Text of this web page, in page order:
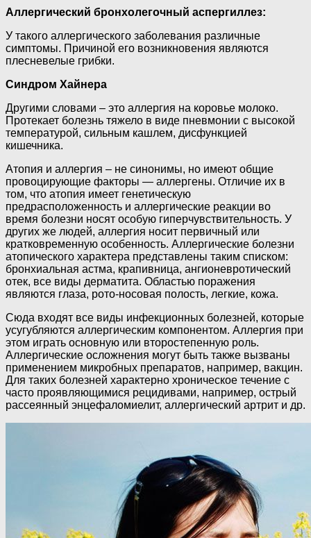
Аллергический бронхолегочный аспергиллез:
У такого аллергического заболевания различные
симптомы. Причиной его возникновения являются
плесневелые грибки.
Синдром Хайнера
Другими словами – это аллергия на коровье молоко.
Протекает болезнь тяжело в виде пневмонии с высокой
температурой, сильным кашлем, дисфункцией
кишечника.
Атопия и аллергия – не синонимы, но имеют общие
провоцирующие факторы — аллергены. Отличие их в
том, что атопия имеет генетическую
предрасположенность и аллергические реакции во
время болезни носят особую гиперчувствительность. У
других же людей, аллергия носит первичный или
кратковременную особенность. Аллергические болезни
атопического характера представлены таким списком:
бронхиальная астма, крапивница, ангионевротический
отек, все виды дерматита. Областью поражения
являются глаза, рото-носовая полость, легкие, кожа.
Сюда входят все виды инфекционных болезней, которые
усугубляются аллергическим компонентом. Аллергия при
этом играть основную или второстепенную роль.
Аллергические осложнения могут быть также вызваны
применением микробных препаратов, например, вакцин.
Для таких болезней характерно хроническое течение с
часто проявляющимися рецидивами, например, острый
рассеянный энцефаломиелит, аллергический артрит и др.